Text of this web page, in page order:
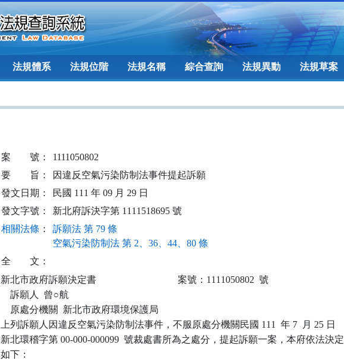
法規體系 法規位階 法規名稱 綜合查詢 法規異動 法規草案
案 號：
1111050802
要
旨：
因違反空氣污染防制法事件提起訴願
發文日期：
民國 111 年 09 月 29 日
發文字號：
新北府訴決字第 1111518695 號
相關法條 ：
訴願法 第 79 條
空氣污染防制法 第 2、36、44、80 條
全
文：
新北市政府訴願決定書                                  案號：1111050802  號
    訴願人  曾○航
    原處分機關  新北市政府環境保護局
上列訴願人因違反空氣污染防制法事件，不服原處分機關民國 111  年 7  月 25 日
新北環稽字第 00-000-000099  號裁處書所為之處分，提起訴願一案，本府依法決定
如下：